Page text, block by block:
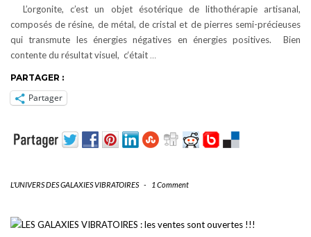
L’orgonite, c’est un objet ésotérique de lithothérapie artisanal,
composés de résine, de métal, de cristal et de pierres semi-précieuses
qui transmute les énergies négatives en énergies positives. Bien
contente du résultat visuel, c‘était …
PARTAGER :
Partager
L'UNIVERS DES GALAXIES VIBRATOIRES - 1 Comment